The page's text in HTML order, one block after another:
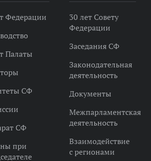
Федерации
Палаты
СФ
СФ
при
30 лет Совету
Федерации
Заседания СФ
Законодательная
деятельность
Документы
Межпарламентская
деятельность
Взаимодействие
с регионами